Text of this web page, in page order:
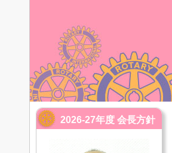
2026-27年度 会長方針